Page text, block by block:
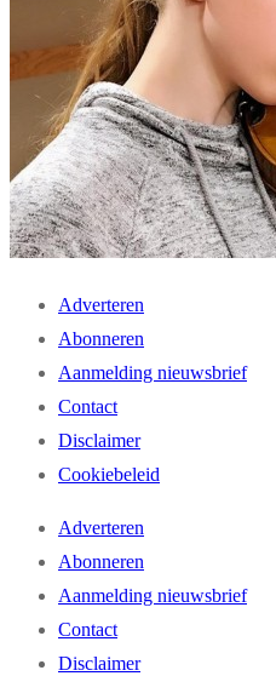
Adverteren
Abonneren
Aanmelding nieuwsbrief
Contact
Disclaimer
Cookiebeleid
Adverteren
Abonneren
Aanmelding nieuwsbrief
Contact
Disclaimer